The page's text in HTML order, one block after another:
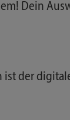
Dein
der